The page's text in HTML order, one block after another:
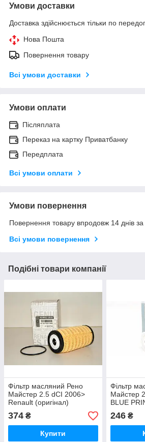
Умови доставки
Доставка здійснюється тільки по
Нова Пошта
Повернення товару
Всі умови доставки
Умови оплати
Післяплата
Переказ на картку Приватбанку
Передплата
Всі умови оплати
Умови повернення
Повернення товару впродовж 14 днів
Всі умови повернення
Подібні товари компанії
Фільтр масляний Рено
Майстер 2.5 dCI 2006>
Renault (оригінал)
152093920R
374 ₴
Купити
Фільтр
Майстер
BLUE
246₴